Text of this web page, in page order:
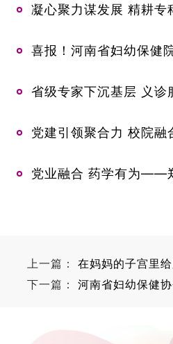
上一篇： 在妈妈的子宫里
下一篇： 河南省妇幼保健协会第二届临床检验专委会第四次年